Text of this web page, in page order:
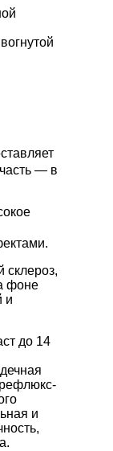
— в
склероз,
фоне
и
до 14
и